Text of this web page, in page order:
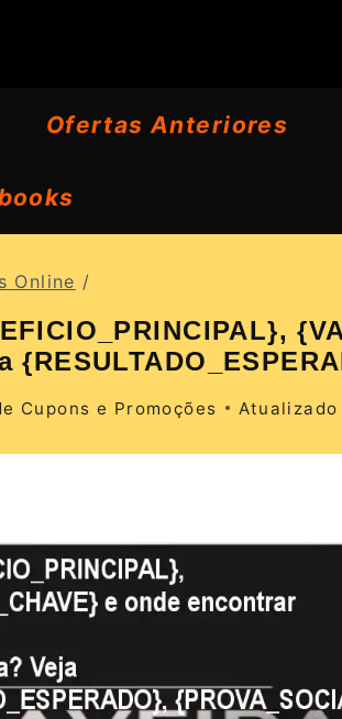
Ofertas Anteriores
Online /
Cupons e Promoções Atualizado